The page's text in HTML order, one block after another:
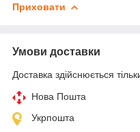
Приховати
Умови доставки
Доставка здійснюється
Нова Пошта
Укрпошта